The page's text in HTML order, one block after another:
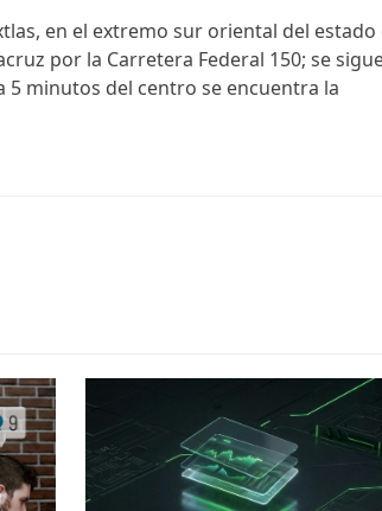
en el extremo sur oriental del estado
por la Carretera Federal 150; se
5 minutos del centro se encuentra la